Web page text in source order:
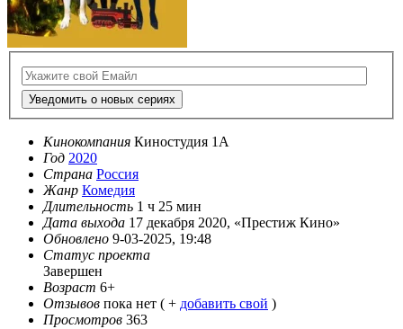
Уведомить о новых сериях
Кинокомпания Киностудия 1А
Год 2020
Страна Россия
Жанр Комедия
Длительность 1 ч 25 мин
Дата выхода 17 декабря 2020, «Престиж Кино»
Обновлено 9-03-2025, 19:48
Статус проекта
Завершен
Возраст 6+
Отзывов пока нет ( + добавить свой )
Просмотров 363